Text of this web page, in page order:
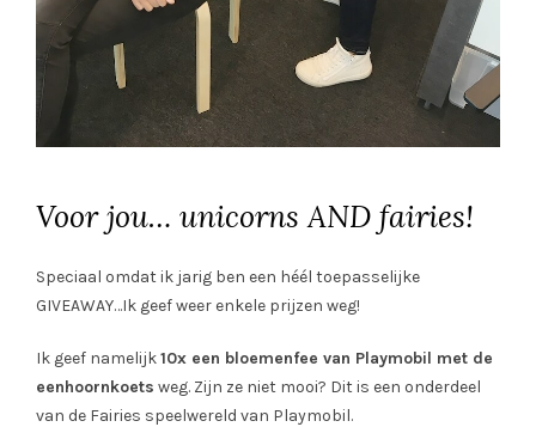
Voor jou… unicorns AND fairies!
Speciaal omdat ik jarig ben een héél toepasselijke
GIVEAWAY…Ik geef weer enkele prijzen weg!
Ik geef namelijk10x een bloemenfee van Playmobil met de
eenhoornkoets weg. Zijn ze niet mooi? Dit is een onderdeel
van de Fairies speelwereld van Playmobil.